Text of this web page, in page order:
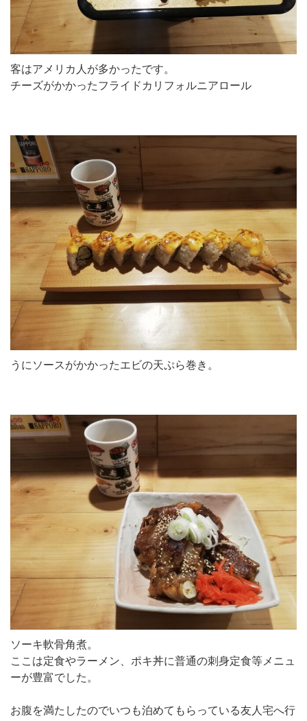
客はアメリカ人が多かったです。
チーズがかかったフライドカリフォルニアロール
うにソースがかかったエビの天ぷら巻き。
ソーキ軟骨角煮。
ここは定食やラーメン、ポキ丼に普通の刺身定食等メニュ
ーが豊富でした。
お腹を満たしたのでいつも泊めてもらっている友人宅へ行